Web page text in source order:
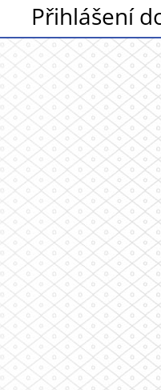
Přihlášení